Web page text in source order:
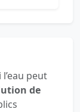
peut
de